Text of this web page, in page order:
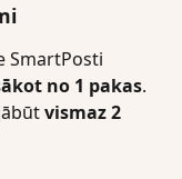
SmartPosti
no 1 pakas.
vismaz 2